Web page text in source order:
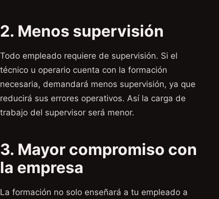
2. Menos supervisión
Todo empleado requiere de supervisión. Si el
técnico u operario cuenta con la formación
necesaria, demandará menos supervisión, ya que
reducirá sus errores operativos. Así la carga de
trabajo del supervisor será menor.
3. Mayor compromiso con
la empresa
La formación no solo enseñará a tu empleado a